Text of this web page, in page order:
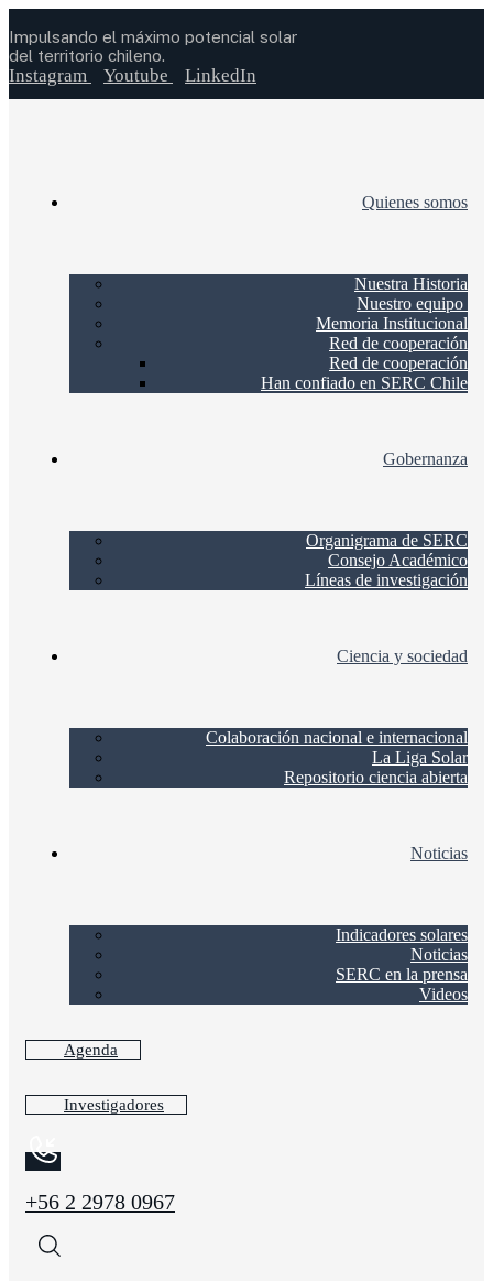
Impulsando el máximo potencial solar
del territorio chileno.
Instagram Youtube LinkedIn
Quienes somos
Nuestra Historia
Nuestro equipo
Memoria Institucional
Red de cooperación
Red de cooperación
Han confiado en SERC Chile
Gobernanza
Organigrama de SERC
Consejo Académico
Líneas de investigación
Ciencia y sociedad
Colaboración nacional e internacional
La Liga Solar
Repositorio ciencia abierta
Noticias
Indicadores solares
Noticias
SERC en la prensa
Videos
Agenda
Investigadores
+56 2 2978 0967